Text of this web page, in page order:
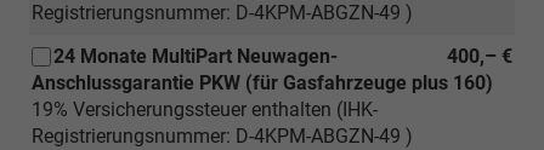
Registrierungsnummer: D-4KPM-ABGZN-49 )
400,– €
24 Monate MultiPart Neuwagen-
Anschlussgarantie PKW (für Gasfahrzeuge plus 160)
19% Versicherungssteuer enthalten (IHK-
Registrierungsnummer: D-4KPM-ABGZN-49 )